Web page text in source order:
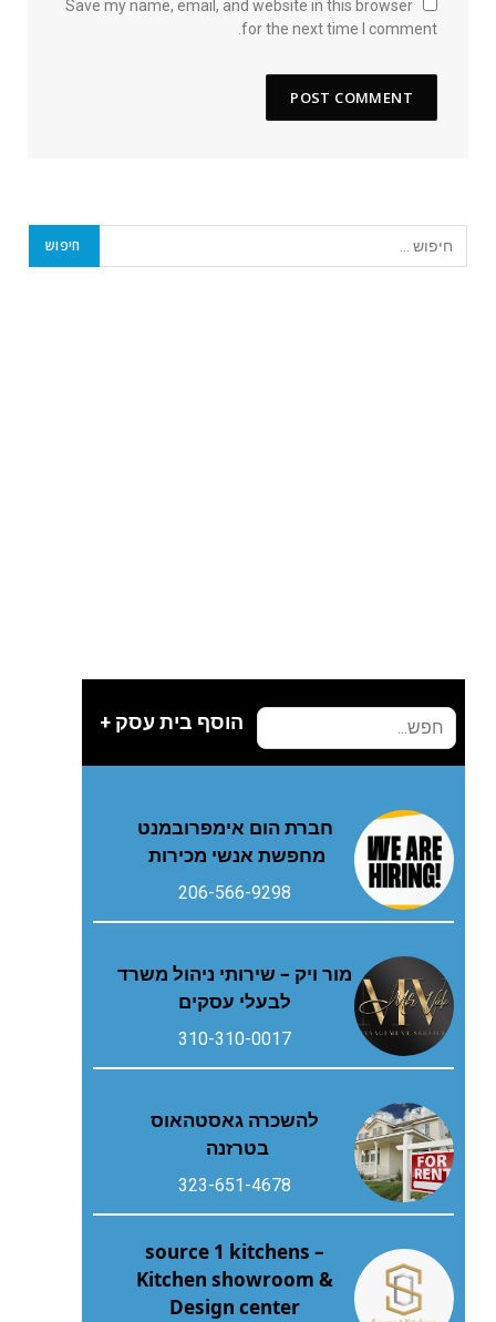
Save my name, email, and website in this browser
for the next time I comment.
הוסף בית עסק +
חברת הום אימפרובמנט
מחפשת אנשי מכירות
206-566-9298
מור ויק – שירותי ניהול משרד
לבעלי עסקים
310-310-0017
להשכרה גאסטהאוס
בטרזנה
323-651-4678
source 1 kitchens –
Kitchen showroom &
Design center